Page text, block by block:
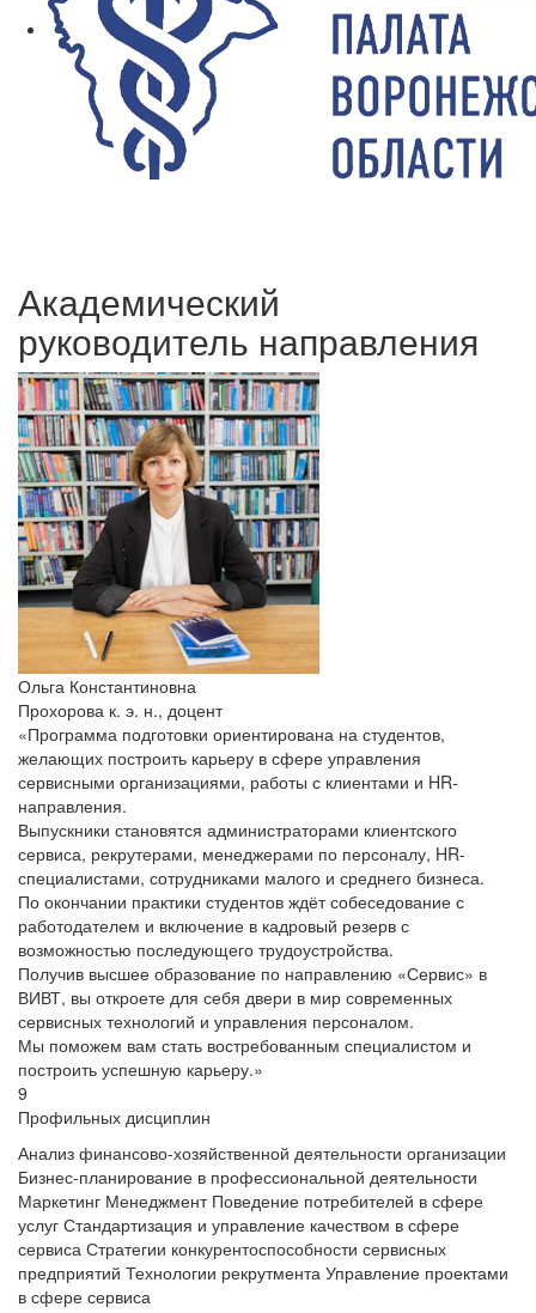
Академический
руководитель направления
Ольга Константиновна
Прохорова к. э. н., доцент
«Программа подготовки ориентирована на студентов,
желающих построить карьеру в сфере управления
сервисными организациями, работы с клиентами и HR-
направления.
Выпускники становятся администраторами клиентского
сервиса, рекрутерами, менеджерами по персоналу, HR-
специалистами, сотрудниками малого и среднего бизнеса.
По окончании практики студентов ждёт собеседование с
работодателем и включение в кадровый резерв с
возможностью последующего трудоустройства.
Получив высшее образование по направлению «Сервис» в
ВИВТ, вы откроете для себя двери в мир современных
сервисных технологий и управления персоналом.
Мы поможем вам стать востребованным специалистом и
построить успешную карьеру.»
9
Профильных дисциплин
Анализ финансово-хозяйственной деятельности организации
Бизнес-планирование в профессиональной деятельности
Маркетинг Менеджмент Поведение потребителей в сфере
услуг Стандартизация и управление качеством в сфере
сервиса Стратегии конкурентоспособности сервисных
предприятий Технологии рекрутмента Управление проектами
в сфере сервиса